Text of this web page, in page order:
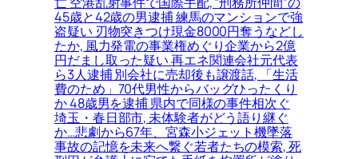
45歳と42歳の男逮捕 練馬のマンションで強
盗疑い 刃物突きつけ現金8000円奪うなどし
たか, 風力発電の事業権めぐり企業から2億
円だまし取った疑い 再エネ関連会社元代表
ら3人逮捕 別会社に売却後も譲渡話, 「生活
費のため」70代男性からバッグひったくり
か 48歳男を逮捕 県内で同様の事件相次ぐ
埼玉・春日部市, 未体験者がどう語り継ぐ
か…悲劇から67年、宮森小ジェット機墜落
事故の記憶を未来へ繋ぐ若者たちの模索, 死